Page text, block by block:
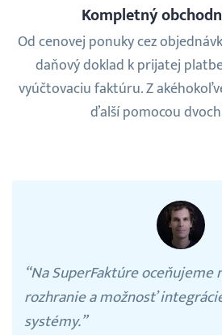
Kompletný
Od cenovej ponuky cez
daňový doklad k prijatej
vyúčtovaciu faktúru. Z
ďalší pomocou
“Na SuperFaktúre
rozhranie a možnosť
systémy.”